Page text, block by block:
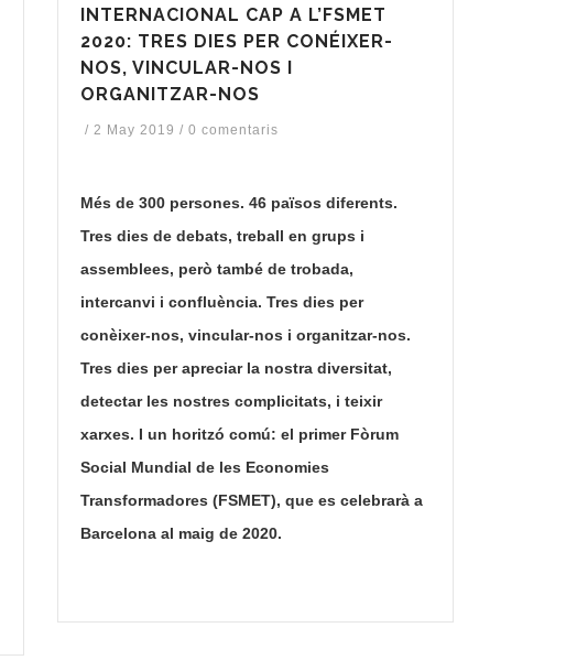
INTERNACIONAL CAP A L’FSMET
2020: TRES DIES PER CONÉIXER-
NOS, VINCULAR-NOS I
ORGANITZAR-NOS
/ 2 May 2019 / 0 comentaris
Més de 300 persones. 46 països diferents.
Tres dies de debats, treball en grups i
assemblees, però també de trobada,
intercanvi i confluència. Tres dies per
conèixer-nos, vincular-nos i organitzar-nos.
Tres dies per apreciar la nostra diversitat,
detectar les nostres complicitats, i teixir
xarxes. I un horitzó comú: el primer Fòrum
Social Mundial de les Economies
Transformadores (FSMET), que es celebrarà a
Barcelona al maig de 2020.